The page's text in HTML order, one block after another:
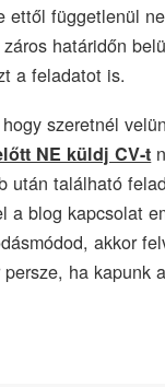
ettől függetlenül
határidőn
a feladatot is.
szeretnél
NE küldj CV-t
után található
a blog kapcsolat
akkor
ha kapunk